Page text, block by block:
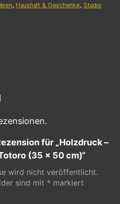
, Haushalt & Geschenke, Studio
für „Holzdruck –
(35 x 50 cm)“
wird nicht veröffentlicht.
sind mit * markiert